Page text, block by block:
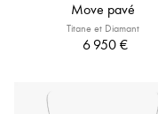
Move pavé
Titane et Diamant
6 950 €